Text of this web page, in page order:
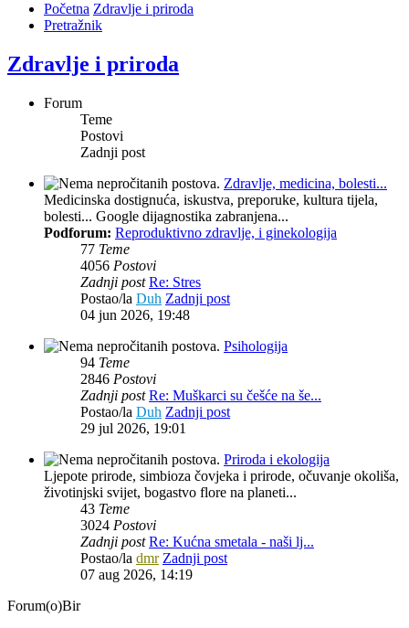
Početna Zdravlje i priroda
Pretražnik
Zdravlje i priroda
Forum
Teme
Postovi
Zadnji post
Zdravlje, medicina, bolesti...
Medicinska dostignuća, iskustva, preporuke, kultura tijela,
bolesti... Google dijagnostika zabranjena...
Podforum: Reproduktivno zdravlje, i ginekologija
77 Teme
4056 Postovi
Zadnji post Re: Stres
Postao/la Duh Zadnji post
04 jun 2026, 19:48
Psihologija
94 Teme
2846 Postovi
Zadnji post Re: Muškarci su češće na še...
Postao/la Duh Zadnji post
29 jul 2026, 19:01
Priroda i ekologija
Ljepote prirode, simbioza čovjeka i prirode, očuvanje okoliša,
životinjski svijet, bogastvo flore na planeti...
43 Teme
3024 Postovi
Zadnji post Re: Kućna smetala - naši lj...
Postao/la dmr Zadnji post
07 aug 2026, 14:19
Forum(o)Bir